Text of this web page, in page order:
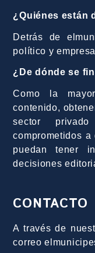
¿Quiénes están
Detrás de
político y
¿De dónde se
Como la
contenido,
sector
comprometidos
puedan tener
decisiones
CONTACTO
A través de
correo